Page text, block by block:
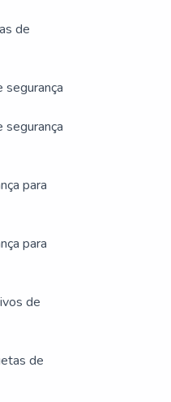
de
segurança
segurança
para
para
de
de